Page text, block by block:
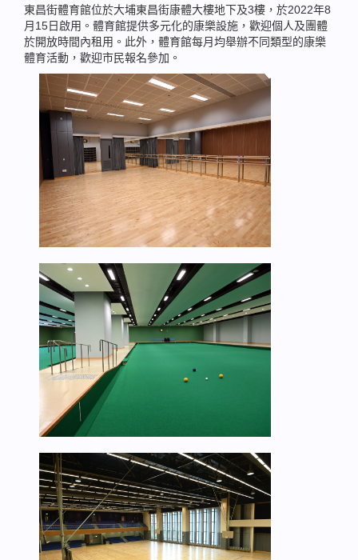
東昌街體育館位於大埔東昌街康體大樓地下及3樓，於2022年8
月15日啟用。體育館提供多元化的康樂設施，歡迎個人及團體
於開放時間內租用。此外，體育館每月均舉辦不同類型的康樂
體育活動，歡迎市民報名參加。